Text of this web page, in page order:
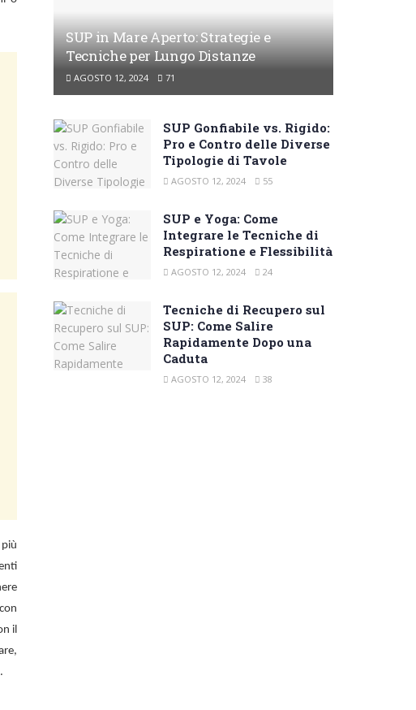
il
SUP in Mare Aperto: Strategie e
Tecniche per Lungo Distanze
AGOSTO 12, 2024 71
SUP Gonfiabile vs. Rigido:
Pro e Contro delle Diverse
Tipologie di Tavole
AGOSTO 12, 2024 55
SUP e Yoga: Come
Integrare le Tecniche di
Respiratione e Flessibilità
AGOSTO 12, 2024 24
Tecniche di Recupero sul
SUP: Come Salire
Rapidamente Dopo una
Caduta
AGOSTO 12, 2024 38